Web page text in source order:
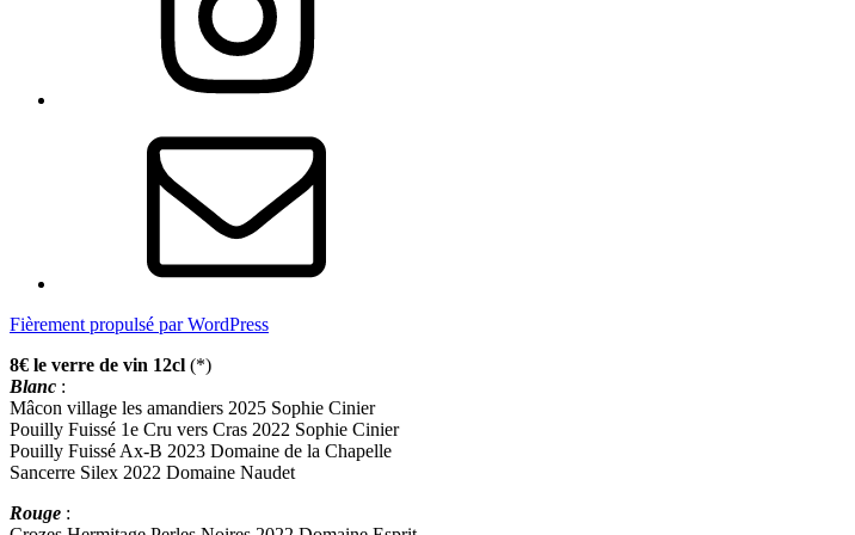
Fièrement propulsé par WordPress
8€ le verre de vin 12cl (*)
Blanc :
Mâcon village les amandiers 2025 Sophie Cinier
Pouilly Fuissé 1e Cru vers Cras 2022 Sophie Cinier
Pouilly Fuissé Ax-B 2023 Domaine de la Chapelle
Sancerre Silex 2022 Domaine Naudet
Rouge :